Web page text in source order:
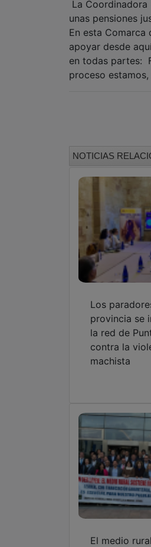
La
unas pensiones
En esta
apoyar desde
en todas partes:
proceso
NOTICIAS
Los
provincia se
la red de
contra la
machista
El medio